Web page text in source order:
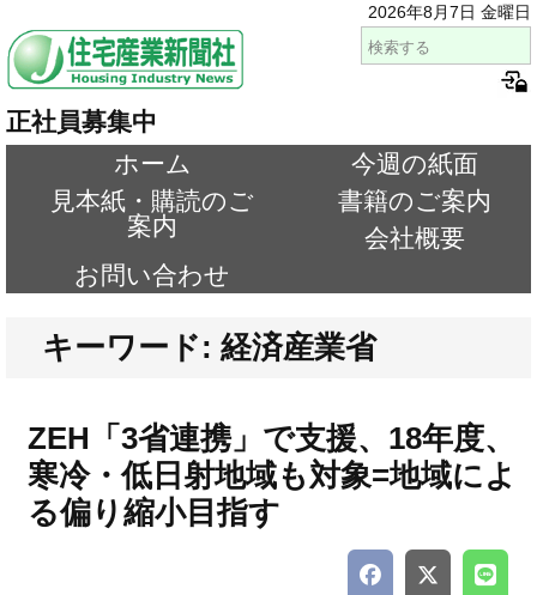
2026年8月7日 金曜日
正社員募集中
ホーム
今週の紙面
見本紙・購読のご
案内
書籍のご案内
会社概要
お問い合わせ
キーワード: 経済産業省
ZEH「3省連携」で支援、18年度、
寒冷・低日射地域も対象=地域によ
る偏り縮小目指す